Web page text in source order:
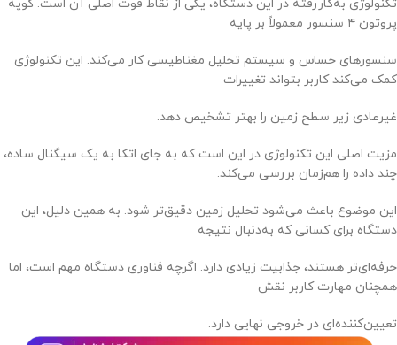
تکنولوژی به‌کاررفته در این دستگاه، یکی از نقاط قوت اصلی آن است. کوپه
پروتون ۴ سنسور معمولاً بر پایه
سنسورهای حساس و سیستم تحلیل مغناطیسی کار می‌کند. این تکنولوژی
کمک می‌کند کاربر بتواند تغییرات
غیرعادی زیر سطح زمین را بهتر تشخیص دهد.
مزیت اصلی این تکنولوژی در این است که به جای اتکا به یک سیگنال ساده،
چند داده را هم‌زمان بررسی می‌کند.
این موضوع باعث می‌شود تحلیل زمین دقیق‌تر شود. به همین دلیل، این
دستگاه برای کسانی که به‌دنبال نتیجه
حرفه‌ای‌تر هستند، جذابیت زیادی دارد. اگرچه فناوری دستگاه مهم است، اما
همچنان مهارت کاربر نقش
تعیین‌کننده‌ای در خروجی نهایی دارد.